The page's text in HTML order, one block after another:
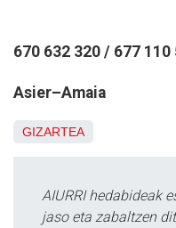
670 632 320 / 677 110
Asier–Amaia
GIZARTEA
AIURRI hedabideak
jaso eta zabaltzen